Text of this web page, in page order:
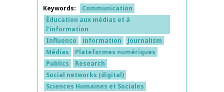
Keywords
Communication
Éducation aux médias et à
l’information
Influence
information
Journalism
Médias
Plateformes numériques
Publics
Research
Social networks (digital)
Sciences Humaines et Sociales